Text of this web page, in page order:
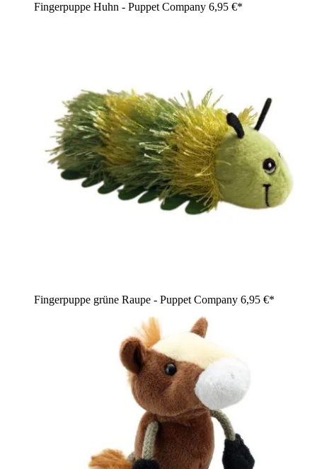
Fingerpuppe Huhn - Puppet Company 6,95 €*
Fingerpuppe grüne Raupe - Puppet Company 6,95 €*